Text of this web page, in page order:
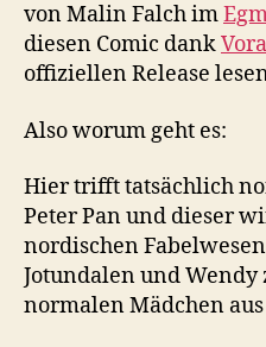
von Malin Falch im
diesen Comic dank
offiziellen Release
Also worum geht es:
Hier trifft tatsächlich
Peter Pan und dieser
nordischen
Jotundalen und Wendy
normalen Mädchen